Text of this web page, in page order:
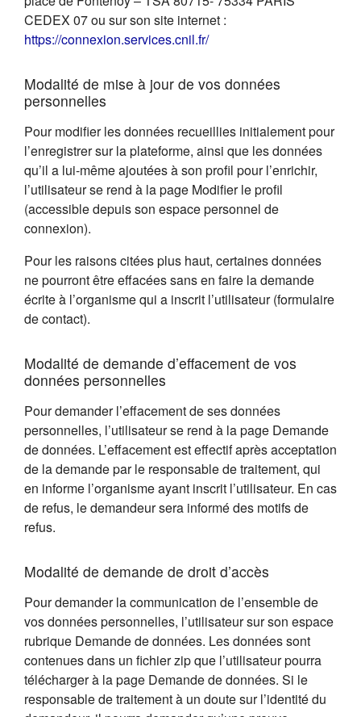
CEDEX 07 ou sur son site internet :
https://connexion.services.cnil.fr/(s'ouvre dans un nouvel
Modalité de mise à jour de vos données
personnelles
Pour modifier les données recueillies initialement pour
l’enregistrer sur la plateforme, ainsi que les données
qu’il a lui-même ajoutées à son profil pour l’enrichir,
l’utilisateur se rend à la page Modifier le profil
(accessible depuis son espace personnel de
connexion).
Pour les raisons citées plus haut, certaines données
ne pourront être effacées sans en faire la demande
écrite à l’organisme qui a inscrit l’utilisateur (formulaire
de contact).
Modalité de demande d’effacement de vos
données personnelles
Pour demander l’effacement de ses données
personnelles, l’utilisateur se rend à la page Demande
de données. L’effacement est effectif après acceptation
de la demande par le responsable de traitement, qui
en informe l’organisme ayant inscrit l’utilisateur. En cas
de refus, le demandeur sera informé des motifs de
refus.
Modalité de demande de droit d’accès
Pour demander la communication de l’ensemble de
vos données personnelles, l’utilisateur sur son espace
rubrique Demande de données. Les données sont
contenues dans un fichier zip que l’utilisateur pourra
télécharger à la page Demande de données. Si le
responsable de traitement à un doute sur l’identité du